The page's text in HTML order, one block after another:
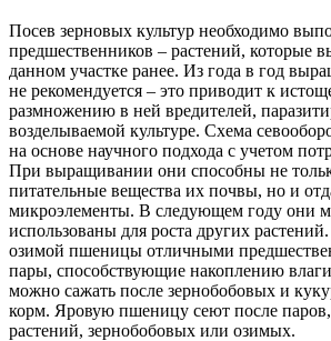
Посев зерновых культур необходимо
предшественников – растений, которые
данном участке ранее. Из года в год
не рекомендуется – это приводит к
размножению в ней вредителей,
возделываемой культуре. Схема
на основе научного подхода с учетом
При выращивании они способны не
питательные вещества их почвы, но и
микроэлементы. В следующем году они
использованы для роста других
озимой пшеницы отличными
пары, способствующие накоплению
можно сажать после зернобобовых и
корм. Яровую пшеницу сеют после
растений, зернобобовых или озимых.